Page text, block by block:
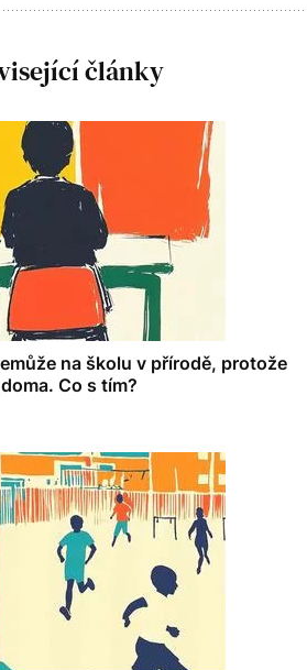
články
na školu v přírodě, protože
Co s tím?